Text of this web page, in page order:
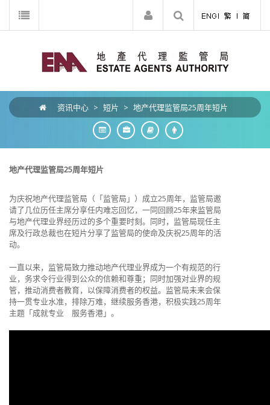
资讯中心 > 短片 > 地产代理监管局25周年短片
地产代理监管局25周年短片
为庆祝地产代理监管局（「监管局」）成立25周年，监管局邀
请了几位历任主席分享任内难忘回忆，一同回顾25年来监管局
与地产代理业界经历过的多个重要时刻。同时，监管局现任主
席及行政总裁也在短片分享了监管局的使命及庆祝25周年的活
动。
一直以来，监管局致力推动地产代理业界成为一个有规范的行
业，务求令行业得到公众的信赖和尊重；同时加强对业界的规
管，推动消费者教育，以保障消费者的权益。监管局未来会保
持一贯专业水准，排除万难，继续服务香港，积极实践25周年
主题「成就专业 服务香港」。